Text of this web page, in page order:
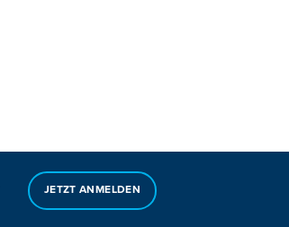
JETZT ANMELDEN